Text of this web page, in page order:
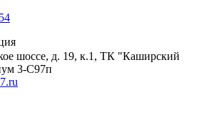
шоссе, д. 19, к.1, ТК "Каширский
3-С97п